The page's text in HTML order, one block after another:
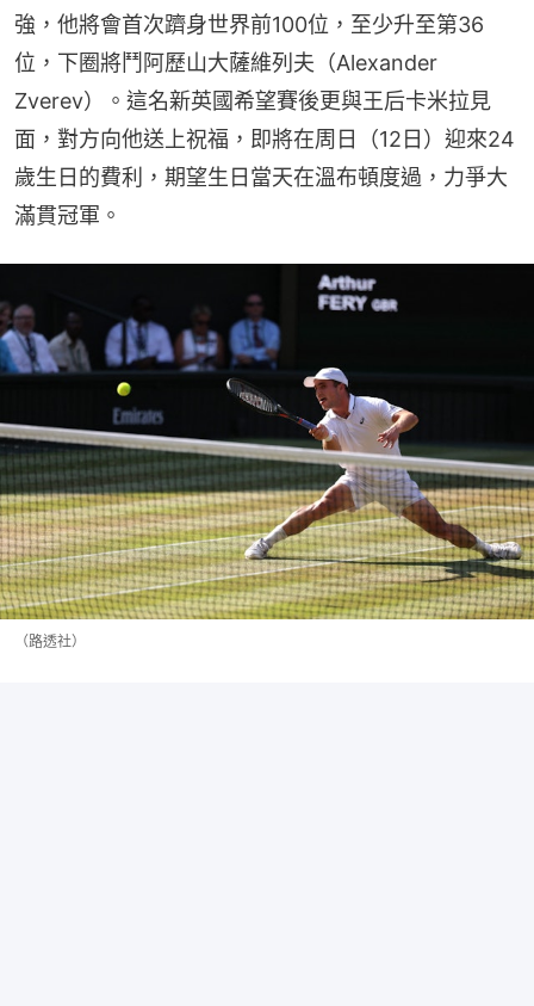
強，他將會首次躋身世界前100位，至少升至第36
位，下圈將鬥阿歷山大薩維列夫（Alexander
Zverev）。這名新英國希望賽後更與王后卡米拉見
面，對方向他送上祝福，即將在周日（12日）迎來24
歲生日的費利，期望生日當天在溫布頓度過，力爭大
滿貫冠軍。
（路透社）